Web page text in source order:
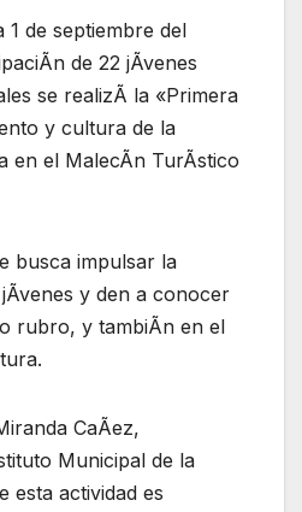
1 de septiembre del
de 22 jÃvenes
se realizÃ la «Primera
y cultura de la
en el MalecÃn TurÃstico
busca impulsar la
y den a conocer
rubro, y tambiÃn en el
CaÃez,
Municipal de la
esta actividad es